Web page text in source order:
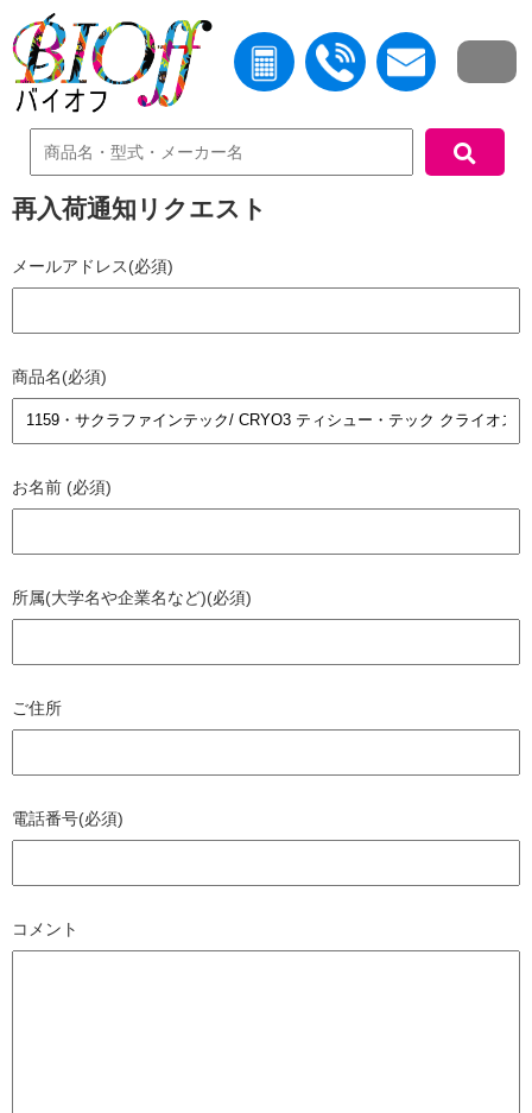
中古機器検索
再入荷通知リクエスト
メールアドレス(必須)
商品名(必須)
お名前 (必須)
所属(大学名や企業名など)(必須)
ご住所
電話番号(必須)
コメント